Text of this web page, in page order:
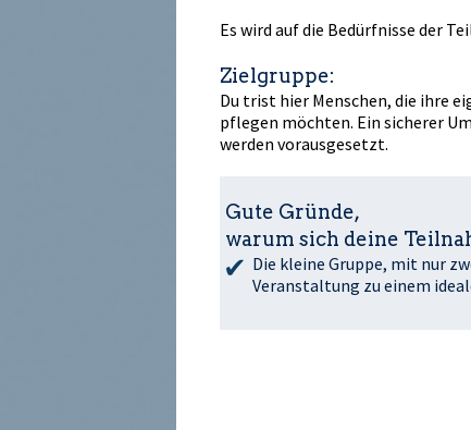
Es wird auf die Bedürfnisse der
Zielgruppe:
Du triffst hier Menschen, die ihre
pflegen möchten. Ein sicherer
werden vorausgesetzt.
Gute Gründe,
warum sich deine
Die kleine Gruppe, mit nur
Veranstaltung zu einem